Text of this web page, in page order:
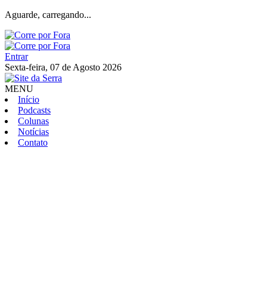
Aguarde, carregando...
Entrar
Sexta-feira, 07 de Agosto 2026
MENU
Início
Podcasts
Colunas
Notícias
Contato